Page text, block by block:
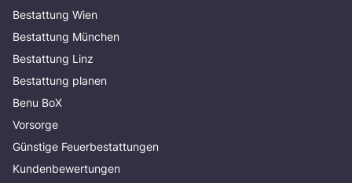
Bestattung Wien
Bestattung München
Bestattung Linz
Bestattung planen
Benu BoX
Vorsorge
Günstige Feuerbestattungen
Kundenbewertungen